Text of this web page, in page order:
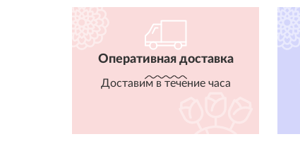
Оперативная доставка
Доставим в течение часа